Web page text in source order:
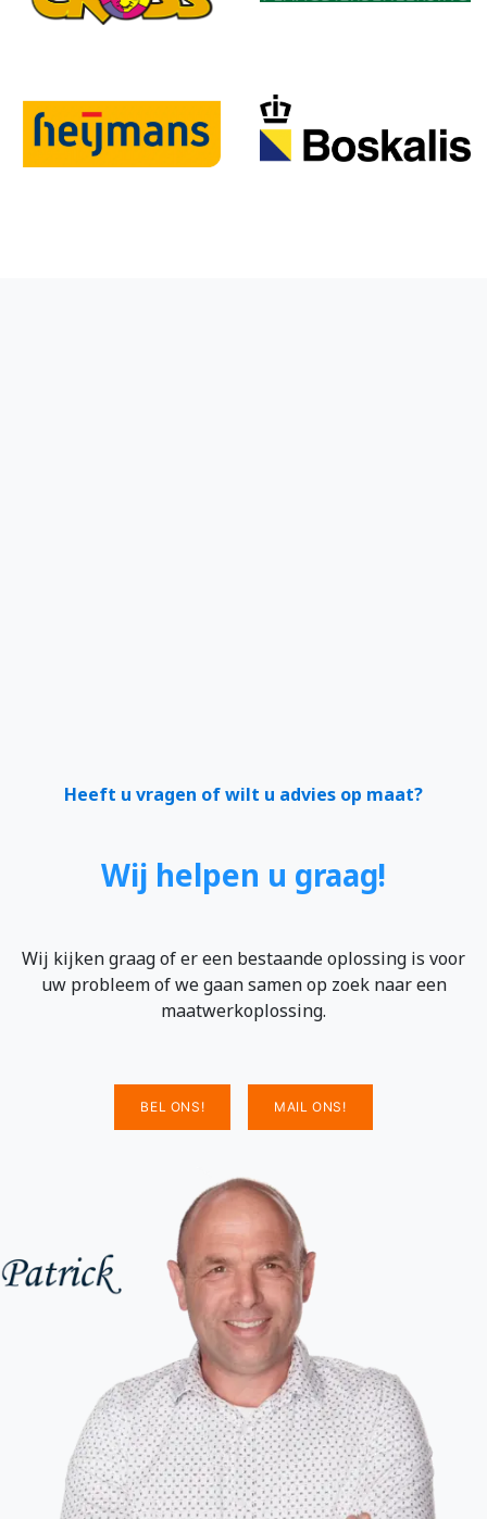
Heeft u vragen of wilt u advies op maat?
Wij helpen u graag!
Wij kijken graag of er een bestaande oplossing is voor
uw probleem of we gaan samen op zoek naar een
maatwerkoplossing.
BEL ONS! MAIL ONS!